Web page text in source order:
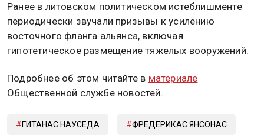
Ранее в литовском политическом истеблишменте
периодически звучали призывы к усилению
восточного фланга альянса, включая
гипотетическое размещение тяжелых вооружений.
Подробнее об этом читайте в материале
Общественной службе новостей.
ГИТАНАС НАУСЕДА ФРЕДЕРИКАС ЯНСОНАС